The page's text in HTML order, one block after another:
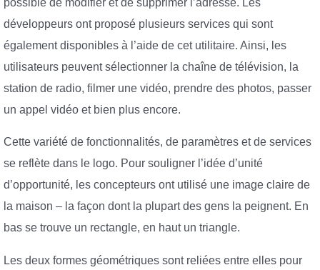
développeurs ont proposé plusieurs services qui sont
également disponibles à l’aide de cet utilitaire. Ainsi, les
utilisateurs peuvent sélectionner la chaîne de télévision, la
station de radio, filmer une vidéo, prendre des photos, passer
un appel vidéo et bien plus encore.
Cette variété de fonctionnalités, de paramètres et de services
se reflète dans le logo. Pour souligner l’idée d’unité
d’opportunité, les concepteurs ont utilisé une image claire de
la maison – la façon dont la plupart des gens la peignent. En
bas se trouve un rectangle, en haut un triangle.
Les deux formes géométriques sont reliées entre elles pour